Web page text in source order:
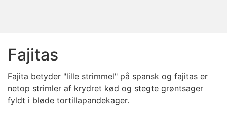
Fajitas
Fajita betyder "lille strimmel" på spansk og fajitas er
netop strimler af krydret kød og stegte grøntsager
fyldt i bløde tortillapandekager.